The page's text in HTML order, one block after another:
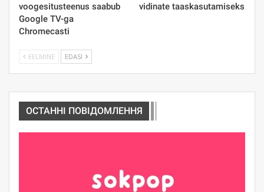
voogesitusteenus saabub
Google TV-ga
Chromecasti
vidinate taaskasutamiseks
EELMINE EDASI
ОСТАННІ ПОВІДОМЛЕННЯ